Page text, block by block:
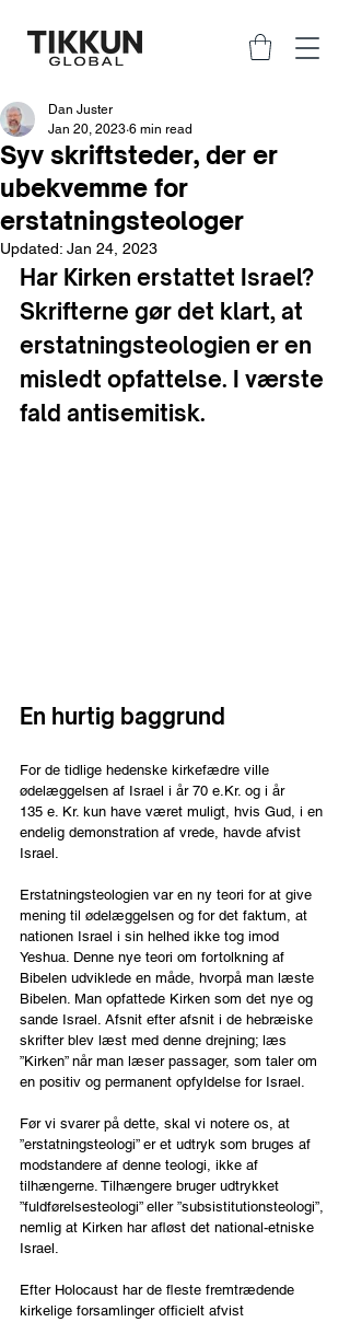
Syv skriftsteder, der er
ubekvemme for
erstatningsteologer
Dan Juster
Jan 20, 2023 6 min read
Updated: Jan 24, 2023
Har Kirken erstattet Israel?
Skrifterne gør det klart, at
erstatningsteologien er en
misledt opfattelse. I værste
fald antisemitisk.
En hurtig baggrund
For de tidlige hedenske kirkefædre ville
ødelæggelsen af Israel i år 70 e.Kr. og i år
135 e. Kr. kun have været muligt, hvis Gud, i en
endelig demonstration af vrede, havde afvist
Israel.
Erstatningsteologien var en ny teori for at give
mening til ødelæggelsen og for det faktum, at
nationen Israel i sin helhed ikke tog imod
Yeshua. Denne nye teori om fortolkning af
Bibelen udviklede en måde, hvorpå man læste
Bibelen. Man opfattede Kirken som det nye og
sande Israel. Afsnit efter afsnit i de hebræiske
skrifter blev læst med denne drejning; læs
”Kirken” når man læser passager, som taler om
en positiv og permanent opfyldelse for Israel.
Før vi svarer på dette, skal vi notere os, at
”erstatningsteologi” er et udtryk som bruges af
modstandere af denne teologi, ikke af
tilhængerne. Tilhængere bruger udtrykket
”fuldførelsesteologi” eller ”subsistitutionsteologi”,
nemlig at Kirken har afløst det national-etniske
Israel.
Efter Holocaust har de fleste fremtrædende
kirkelige forsamlinger officielt afvist